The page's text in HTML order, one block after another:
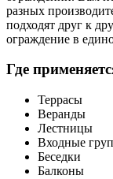
разных
подходят друг к
ограждение в
Где
Террасы
Веранды
Лестницы
Входные
Беседки
Балконы